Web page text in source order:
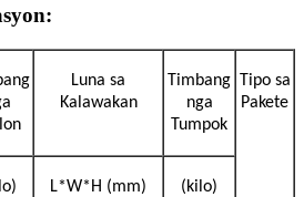
Luna sa
Kalawakan
Timbang
nga
Tumpok
Tipo sa
Pakete
L*W*H (mm) (kilo)